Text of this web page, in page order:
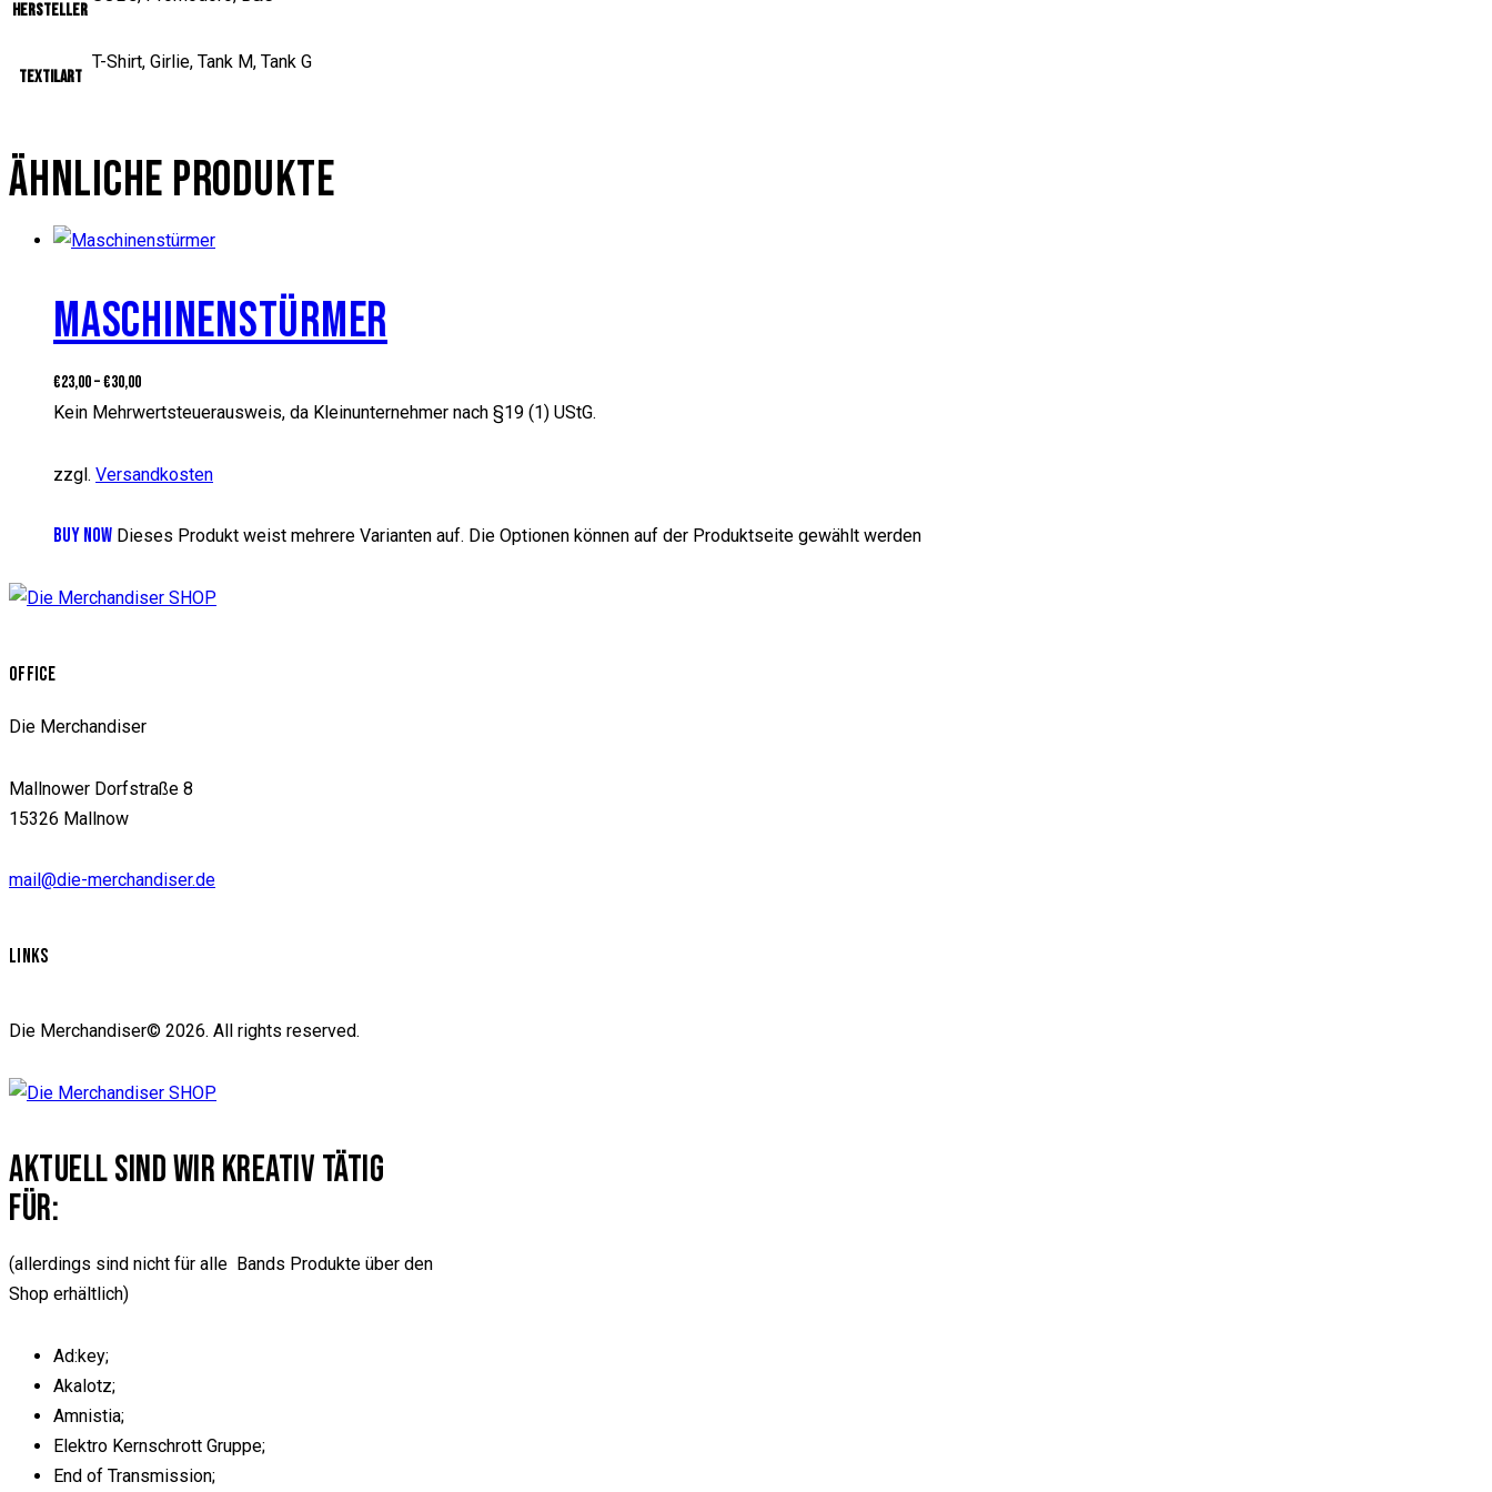
Hersteller
Textilart
T-Shirt, Girlie, Tank M, Tank G
ÄHNLICHE PRODUKTE
MASCHINENSTÜRMER
€23,00–€30,00
Kein Mehrwertsteuerausweis, da Kleinunternehmer nach §19 (1) UStG.
zzgl. Versandkosten
BUY NOW Dieses Produkt weist mehrere Varianten auf. Die Optionen können auf der Produktseite gewählt werden
OFFICE
Die Merchandiser
Mallnower Dorfstraße 8
15326 Mallnow
mail@die-merchandiser.de
LINKS
Die Merchandiser© 2026. All rights reserved.
AKTUELL SIND WIR KREATIV TÄTIG
FÜR:
(allerdings sind nicht für alle Bands Produkte über den
Shop erhältlich)
Ad:key;
Akalotz;
Amnistia;
Elektro Kernschrott Gruppe;
End of Transmission;